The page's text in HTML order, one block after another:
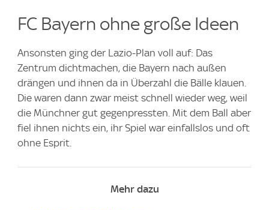
FC Bayern ohne große Ideen
Ansonsten ging der Lazio-Plan voll auf: Das
Zentrum dichtmachen, die Bayern nach außen
drängen und ihnen da in Überzahl die Bälle klauen.
Die waren dann zwar meist schnell wieder weg, weil
die Münchner gut gegenpressten. Mit dem Ball aber
fiel ihnen nichts ein, ihr Spiel war einfallslos und oft
ohne Esprit.
Mehr dazu